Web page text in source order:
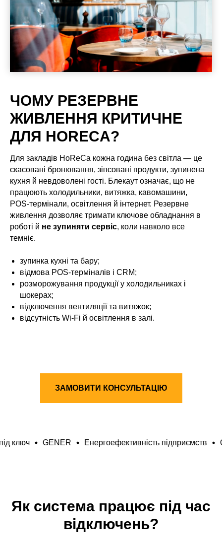
ЧОМУ РЕЗЕРВНЕ
ЖИВЛЕННЯ КРИТИЧНЕ
ДЛЯ HORECA?
Для закладів HoReCa кожна година без світла — це
скасовані бронювання, зіпсовані продукти, зупинена
кухня й невдоволені гості. Блекаут означає, що не
працюють холодильники, витяжка, кавомашини,
POS‑термінали, освітлення й інтернет. Резервне
живлення дозволяє тримати ключове обладнання в
роботі й не зупиняти сервіс, коли навколо все
темніє.
зупинка кухні та бару;
відмова POS‑терміналів і CRM;
розморожування продукції у холодильниках і
шокерах;
відключення вентиляції та витяжок;
відсутність Wi‑Fi й освітлення в залі.
ЗАМОВИТИ КОНСУЛЬТАЦІЮ
Енергоефективність підприємств GENER
Як система працює під час
відключень?